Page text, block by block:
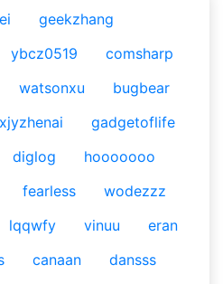
geekzhang
ybcz0519
comsharp
watsonxu
bugbear
xjyzhenai
gadgetoflife
diglog
hooooooo
fearless
wodezzz
lqqwfy vinuu
eran
canaan
dansss